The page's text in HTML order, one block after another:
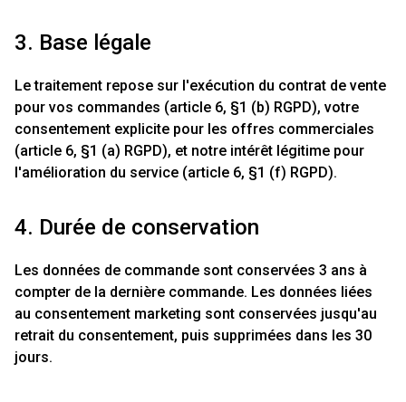
3. Base légale
Le traitement repose sur l'exécution du contrat de vente
pour vos commandes (article 6, §1 (b) RGPD), votre
consentement explicite pour les offres commerciales
(article 6, §1 (a) RGPD), et notre intérêt légitime pour
l'amélioration du service (article 6, §1 (f) RGPD).
4. Durée de conservation
Les données de commande sont conservées 3 ans à
compter de la dernière commande. Les données liées
au consentement marketing sont conservées jusqu'au
retrait du consentement, puis supprimées dans les 30
jours.